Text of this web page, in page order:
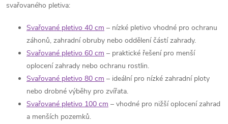
svařovaného pletiva:
Svařované pletivo 40 cm – nízké pletivo vhodné pro ochranu
záhonů, zahradní obruby nebo oddělení částí zahrady.
Svařované pletivo 60 cm – praktické řešení pro menší
oplocení zahrady nebo ochranu rostlin.
Svařované pletivo 80 cm – ideální pro nízké zahradní ploty
nebo drobné výběhy pro zvířata.
Svařované pletivo 100 cm – vhodné pro nižší oplocení zahrad
a menších pozemků.